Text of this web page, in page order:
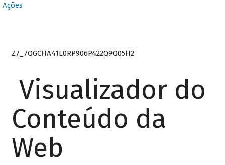
Ações
Z7_7QGCHA41L0RP906P422Q9Q05H2
Visualizador do
Conteúdo da
Web